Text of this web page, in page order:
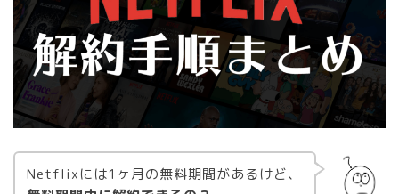
Netflixには1ヶ月の無料期間があるけど、